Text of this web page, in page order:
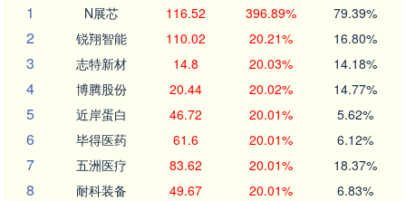
1
N展芯 116.52 396.89% 79.39%
2 锐翔智能 110.02 20.21% 16.80%
3 志特新材 14.8 20.03% 14.18%
4 博腾股份 20.44 20.02% 14.77%
5 近岸蛋白 46.72 20.01% 5.62%
6 毕得医药 61.6 20.01% 6.12%
7 五洲医疗 83.62 20.01% 18.37%
8 耐科装备 49.67 20.01% 6.83%